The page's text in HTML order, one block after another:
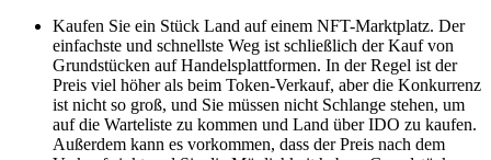
Kaufen Sie ein Stück Land auf einem NFT-Marktplatz. Der
einfachste und schnellste Weg ist schließlich der Kauf von
Grundstücken auf Handelsplattformen. In der Regel ist der
Preis viel höher als beim Token-Verkauf, aber die Konkurrenz
ist nicht so groß, und Sie müssen nicht Schlange stehen, um
auf die Warteliste zu kommen und Land über IDO zu kaufen.
Außerdem kann es vorkommen, dass der Preis nach dem